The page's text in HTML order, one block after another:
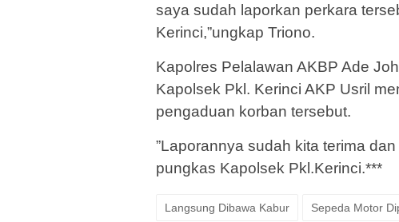
saya sudah laporkan perkara
Kerinci,”ungkap Triono.
Kapolres Pelalawan AKBP Ade
Kapolsek Pkl. Kerinci AKP Usril
pengaduan korban tersebut.
”Laporannya sudah kita terima
pungkas Kapolsek Pkl.Kerinci.***
Langsung Dibawa Kabur Sepeda Motor